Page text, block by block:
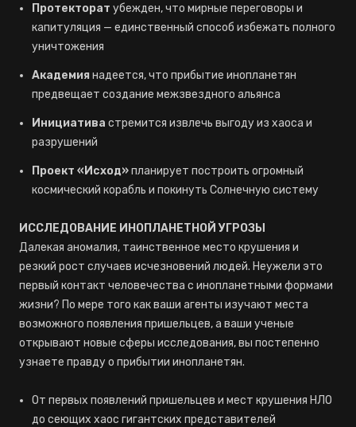
Протекторат убежден, что мирные переговоры и
капитуляция — единственный способ избежать полного
уничтожения
Академиянадеется, что прибытие инопланетян
предвещает создание межзвездного альянса
Инициатива стремится извлечь выгоду из хаоса и
разрушений
Проект «Исход»планирует построить огромный
космический корабль и покинуть Солнечную систему
ИССЛЕДОВАНИЕ ИНОПЛАНЕТНОЙ УГРОЗЫ
Далекая аномалия, таинственное место крушения и
резкий рост случаев исчезновений людей. Неужели это
первый контакт человечества с инопланетными формами
жизни? По мере того как ваши агенты изучают места
возможного появления пришельцев, а ваши ученые
открывают новые сферы исследования, вы постепенно
узнаете правду о прибытии инопланетян.
От первых появлений пришельцев и мест крушения НЛО
до сеющих хаос гигантских представителей